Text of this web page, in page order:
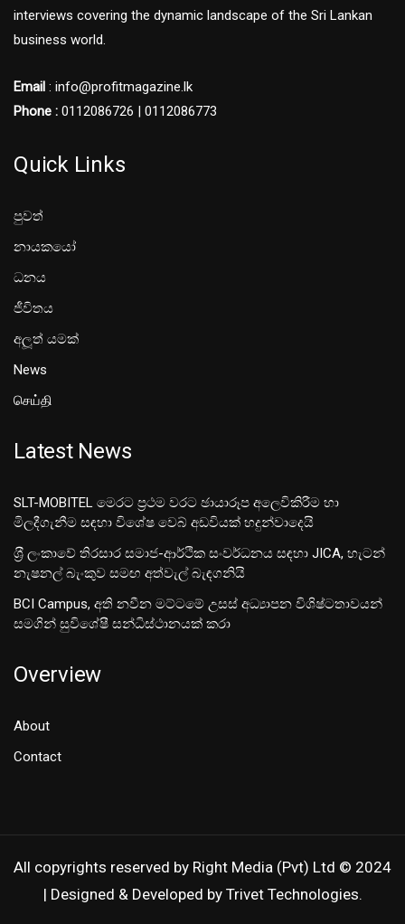
interviews covering the dynamic landscape of the Sri Lankan
business world.
Email : info@profitmagazine.lk
Phone : 0112086726 | 0112086773
Quick Links
පුවත්
නායකයෝ
ධනය
ජීවිතය
අලූත් යමක්
News
செய்தி
Latest News
SLT-MOBITEL මෙරට ප්‍රථම වරට ඡායාරූප අලෙවිකිරීම හා
මිලදීගැනීම සඳහා විශේෂ වෙබ් අඩවියක් හදුන්වාදෙයි
ශ‍්‍රී ලංකාවේ තිරසාර සමාජ-ආර්ථික සංවර්ධනය සඳහා JICA, හැටන්
නැෂනල් බැංකුව සමඟ අත්වැල් බැඳගනියි
BCI Campus, අති නවීන මට්ටමේ උසස් අධ්‍යාපන විශිෂ්ටතාවයන්
සමගින් සුවිශේෂී සන්ධිස්ථානයක් කරා
Overview
About
Contact
All copyrights reserved by Right Media (Pvt) Ltd © 2024
| Designed & Developed by Trivet Technologies.